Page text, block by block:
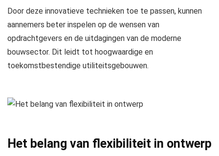
Door deze innovatieve technieken toe te passen, kunnen
aannemers beter inspelen op de wensen van
opdrachtgevers en de uitdagingen van de moderne
bouwsector. Dit leidt tot hoogwaardige en
toekomstbestendige utiliteitsgebouwen.
Het belang van flexibiliteit in ontwerp